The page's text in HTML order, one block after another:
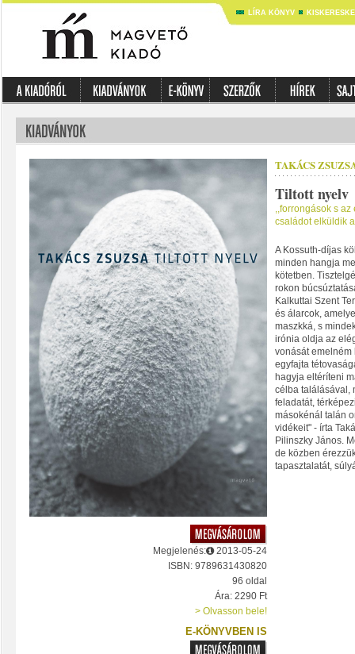
LÍRA KÖNYV
Megjelenés:
2013-05-24
ISBN: 9789631430820
96 oldal
Ára: 2290 Ft
> Olvasson bele!
E-KÖNYVBEN IS
TAKÁCS
Tiltott nyelv
,,forrongások s
családot elküldik
A Kossuth-díjas
minden hangja
kötetben.
rokon
Kalkuttai Szent
és álarcok,
maszkká, s
irónia oldja az
vonását emelném
egyfajta
hagyja eltéríteni
célba találásával,
feladatát,
másokénál talán
vidékeit" - írta
Pilinszky János.
de közben
tapasztalatát,